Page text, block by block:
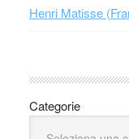
Henri Matisse
Categorie